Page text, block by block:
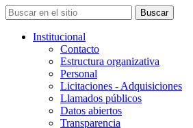
Institucional
Contacto
Estructura organizativa
Personal
Licitaciones - Adquisiciones
Llamados públicos
Datos abiertos
Transparencia